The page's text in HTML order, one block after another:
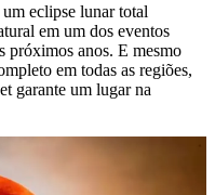
eclipse lunar total
em um dos eventos
próximos anos. E mesmo
em todas as regiões,
garante um lugar na